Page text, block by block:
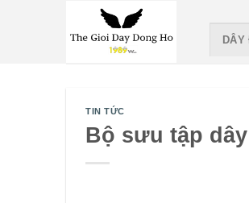
DÂY
TIN TỨC
Bộ sưu tập